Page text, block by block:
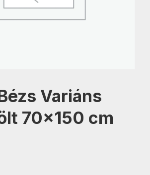
Variáns
70×150 cm